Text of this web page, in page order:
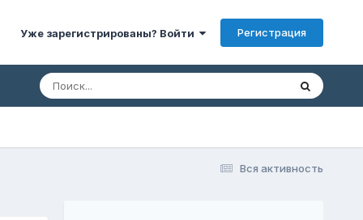
Уже зарегистрированы? Войти Регистрация
Вся активность